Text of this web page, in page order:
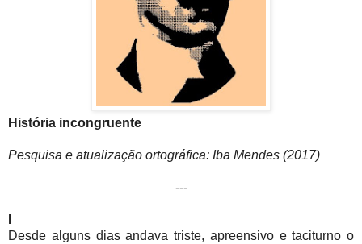
História incongruente
Pesquisa e atualização ortográfica: Iba Mendes (2017)
---
Desde alguns dias andava triste, apreensivo e taciturno o